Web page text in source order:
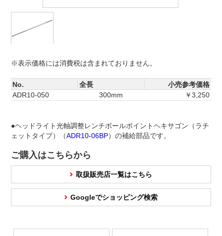
※表示価格には消費税は含まれておりません。
No. 全長
小売参考価格
ADR10-050
300mm ￥3,250
●ヘッドライト光軸調整レンチボールポイントヘキサゴン（ラチ
ェットタイプ）（ADR10-06BP）の補給部品です。
ご購入はこちらから
取扱販売店一覧はこちら
Googleでショッピング検索